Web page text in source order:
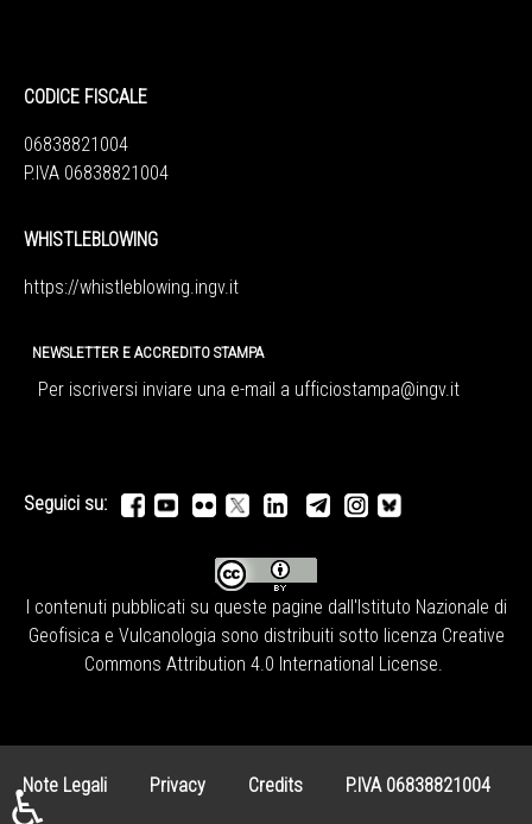
CODICE FISCALE
06838821004
P.IVA 06838821004
WHISTLEBLOWING
https://whistleblowing.ingv.it
NEWSLETTER E ACCREDITO STAMPA
Per iscriversi inviare una e-mail a ufficiostampa@ingv.it
Seguici su:
I contenuti pubblicati su queste pagine dall'Istituto Nazionale di
Geofisica e Vulcanologia sono distribuiti sotto licenza Creative
Commons Attribution 4.0 International License.
Note Legali Privacy Credits P.IVA 06838821004